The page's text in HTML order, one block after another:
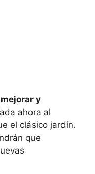
mejorar y
ahora al
el clásico jardín.
que